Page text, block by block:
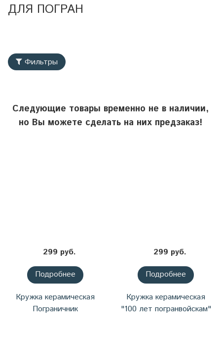
ДЛЯ ПОГРАН
Фильтры
Следующие товары временно не в наличии,
но Вы можете сделать на них предзаказ!
299 руб.
Подробнее
Кружка керамическая
Пограничник
299 руб.
Подробнее
Кружка керамическая
"100 лет погранвойскам"